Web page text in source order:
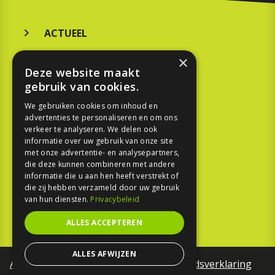
MERKEN
KOOPGIDS
TESTEN
SPORT
REPORTAGE
TOUREN
NIEUWSBRIEF
×
Deze website maakt
gebruik van cookies.
We gebruiken cookies om inhoud en
advertenties te personaliseren en om ons
verkeer te analyseren. We delen ook
informatie over uw gebruik van onze site
met onze advertentie- en analysepartners,
die deze kunnen combineren met andere
informatie die u aan hen heeft verstrekt of
die zij hebben verzameld door uw gebruik
van hun diensten. Privacybeleid
ALLES ACCEPTEREN
ALLES AFWIJZEN